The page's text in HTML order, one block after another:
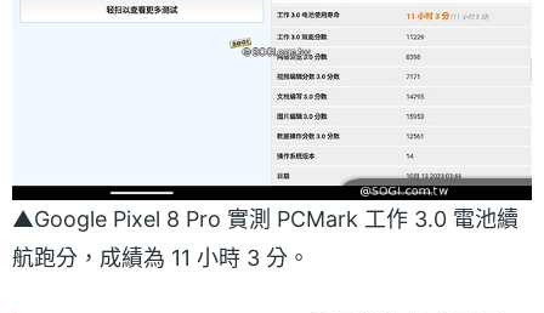
▲Google Pixel 8 Pro 實測 PCMark 工作 3.0 電池續
航跑分，成績為 11 小時 3 分。